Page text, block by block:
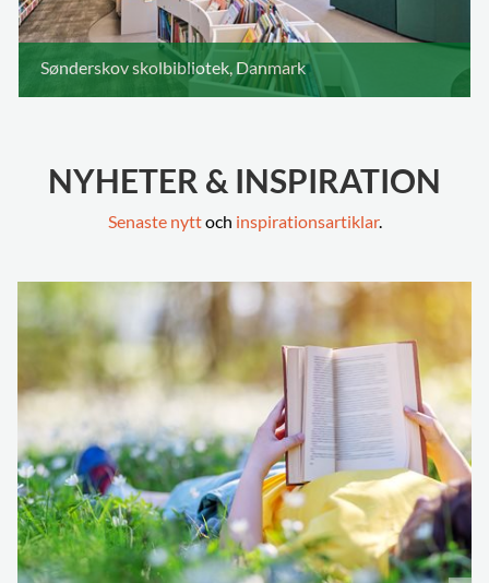
Sønderskov skolbibliotek, Danmark
NYHETER & INSPIRATION
Senaste nyttoch inspirationsartiklar.